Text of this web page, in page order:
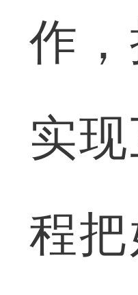
作
实
程